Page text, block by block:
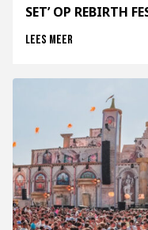
SET’ OP REBIRTH
Lees meer